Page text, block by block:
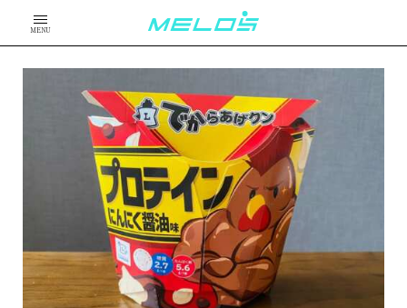
MENU